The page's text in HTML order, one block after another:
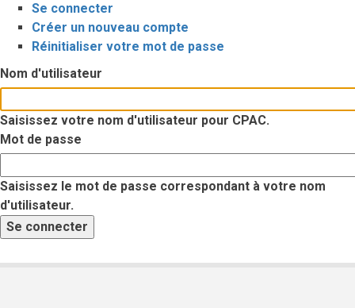
Onglets
principaux
Se connecter
actif)
Créer un nouveau compte
Réinitialiser votre mot de passe
Nom d'utilisateur
Saisissez votre nom d'utilisateur pour CPAC.
Mot de passe
Saisissez le mot de passe correspondant à votre nom
d'utilisateur.